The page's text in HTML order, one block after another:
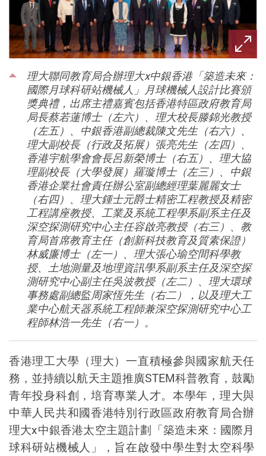
理大聯同教育局合辦理大x中銀香港「築造未來：
國際月球科研站機械人」月球機械人設計比賽頒
獎典禮，出席主禮嘉賓包括香港特區政府教育局
局長蔡若蓮博士（左六）、理大校長滕錦光教授
（左五）、中銀香港副總裁陳文先生（右六）、
理大副校長（行政及拓展）張亮先生（左四）、
香港宇航學會會長呂新榮博士（右五）、理大協
理副校長（大學發展）羅璇博士（左三）、中銀
香港企業社會責任辦公室副總經理葉麗麗女士
（右四）、理大鍾士元爵士精密工程教授及精密
工程講座教授、工業及系統工程學系副系主任及
深空探測研究中心主任容啟亮教授（右三）、教
育局首席教育主任（創新科技教育及質素保證）
林威廉博士（左一）、理大張心瑜空間科學教
授、土地測量及地理資訊學系副系主任及深空探
測研究中心副主任吳波教授（左二）、理大環球
事務處副總監周家恆先生（右二），以及理大工
業中心航天器系統工程師兼深空探測研究中心工
程師林浩一先生（右一）。
香港理工大學（理大）一直積極參與國家航天任
務，並持續以航天主題推廣STEM科普教育，鼓勵
青年投身科創，培育專業人才。本學年， 理大與
中華人民共和國香港特別行政區政府教育局合辦
理大x中銀香港太空主題計劃「築造未來：國際月
球科研站機械人 」，旨在啟發中學生對太空科學